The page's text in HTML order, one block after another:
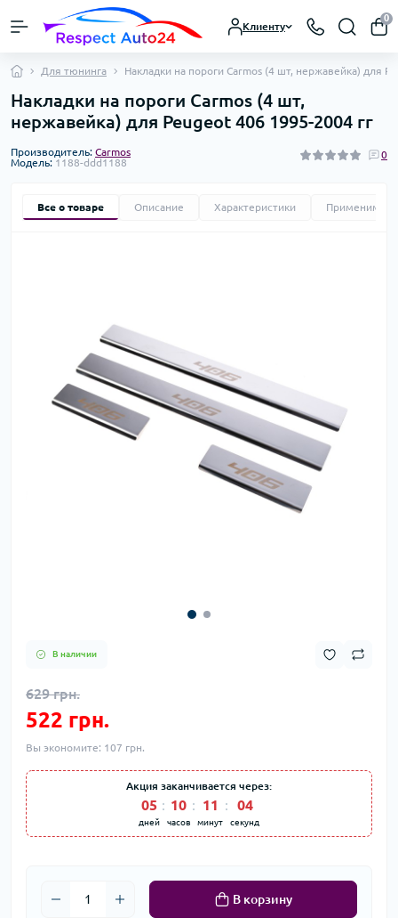
Клиенту
0
Для тюнинга Накладки на пороги Carmos (4 шт, нержавейка) для
Накладки на пороги Carmos (4 шт,
нержавейка) для Peugeot 406 1995-2004 гг
Производитель: Carmos
Модель: 1188-ddd1188
0
Все о товаре Описание Характеристики
В наличии
629 грн.
522 грн.
Вы экономите: 107 грн.
Акция заканчивается через:
05
дней
10
часов
11
минут
04
секунд
В корзину